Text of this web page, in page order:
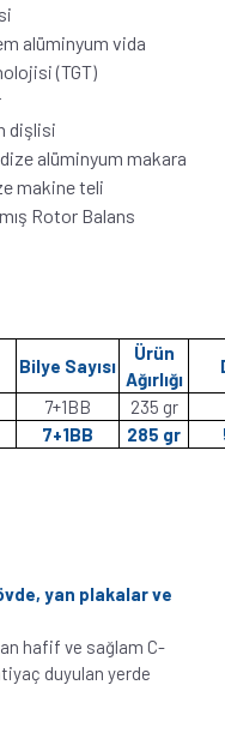
alüminyum vida
(TGT)
dişlisi
alüminyum makara
makine teli
Rotor Balans
Bilye Sayısı
Ürün
Ağırlığı
7+1BB
235 gr
7+1BB 285 gr
yan plakalar ve
hafif ve sağlam C-
duyulan yerde